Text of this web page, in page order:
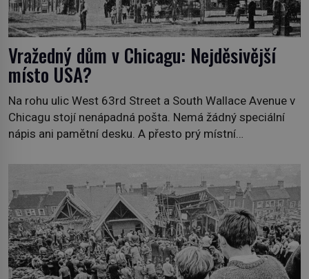
Vražedný dům v Chicagu: Nejděsivější
místo USA?
Na rohu ulic West 63rd Street a South Wallace Avenue v
Chicagu stojí nenápadná pošta. Nemá žádný speciální
nápis ani pamětní desku. A přesto prý místní
sídlil sériový vrah H. H. Holmes a také nejpropracovanější
past na lidi v dějinách americké kriminalistiky. Herman
Webster Mudgett (1861–1896) přijíždí […]